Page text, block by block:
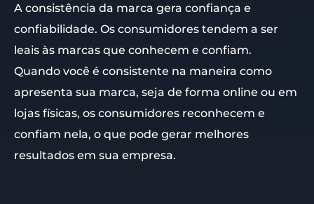
A consistência da marca gera confiança e
confiabilidade. Os consumidores tendem a ser
leais às marcas que conhecem e confiam.
Quando você é consistente na maneira como
apresenta sua marca, seja de forma online ou em
lojas físicas, os consumidores reconhecem e
confiam nela, o que pode gerar melhores
resultados em sua empresa.